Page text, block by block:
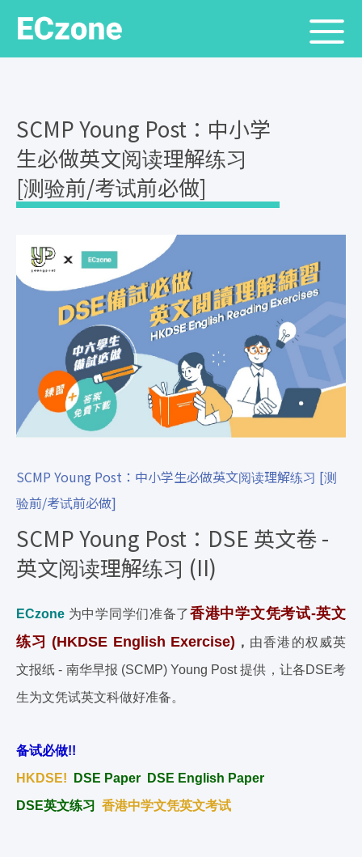
SCMP Young Post：中小学
生必做英文阅读理解练习
[测验前/考试前必做]
SCMP Young Post：中小学生必做英文阅读理解练习 [测
验前/考试前必做]
SCMP Young Post：DSE 英文卷 -
英文阅读理解练习 (II)
ECzone 为中学同学们准备了香港中学文凭考试-英文
练习 (HKDSE English Exercise) ， 由香港的权威英
文报纸 - 南华早报 (SCMP) Young Post 提供，让各DSE考
生为文凭试英文科做好准备。
备试必做!!
HKDSE!
DSE Paper DSE English Paper
DSE英文练习
香港中学文凭英文考试